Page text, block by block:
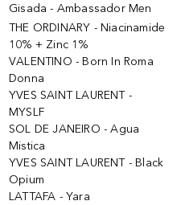
Gisada - Ambassador Men
THE ORDINARY - Niacinamide
10% + Zinc 1%
VALENTINO - Born In Roma
Donna
YVES SAINT LAURENT -
MYSLF
SOL DE JANEIRO - Agua
Mistica
YVES SAINT LAURENT - Black
Opium
LATTAFA - Yara